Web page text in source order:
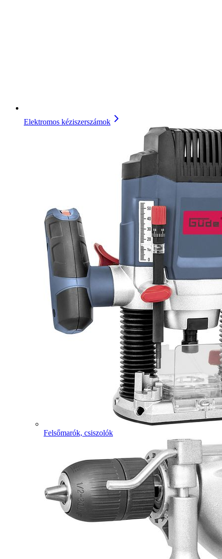
Elektromos kéziszerszámok
Felsőmarók, csiszolók